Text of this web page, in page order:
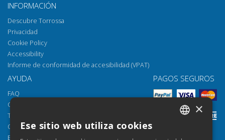
INFORMACIÓN
Descubre Torrossa
Privacidad
Cookie Policy
Accessibility
Informe de conformidad de accesibilidad (VPAT)
AYUDA
FAQ
Cómo abrir los archivos
Torrossa Reader
Opciones de acceso
Email: helpdesk@torrossa.com
PAGOS SEGUROS
×
Ese sitio web utiliza cookies